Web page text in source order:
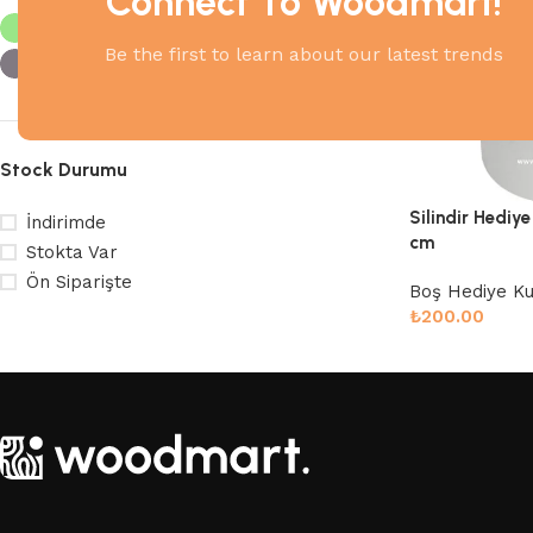
Be the first to learn about our latest trends
1
Stock Durumu
İndirimde
Stokta Var
Ön Siparişte
Silindir Hediye
cm
Boş Hediye
₺200.00